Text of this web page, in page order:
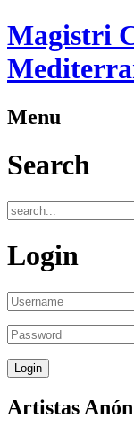
Magistri
Menu
Search
Login
Artistas